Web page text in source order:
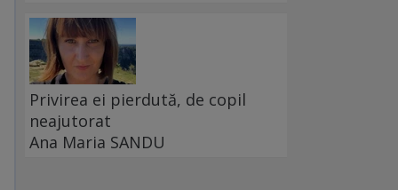
Privirea ei pierdută, de copil
neajutorat
Ana Maria SANDU